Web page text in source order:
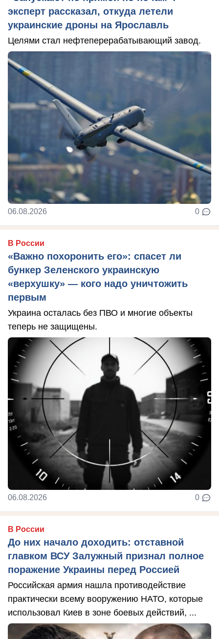
эксперт рассказал, откуда летели
украинские дроны на Ярославль
Целями стал нефтеперерабатывающий завод.
06.08.2026 0
В России
«Важно похоронить его»: спасет ли
бункер Зеленского украинскую
«верхушку» — кого надо уничтожить
первым
Украина осталась без ПВО и многие объекты
теперь не защищены.
06.08.2026 0
В России
До них начало доходить: отставной
главком ВСУ Залужный признал полное
поражение Украины перед Россией
Российская армия нашла противодействие
практически всему вооружению НАТО, которые
использовал Киев в зоне боевых действий, ...